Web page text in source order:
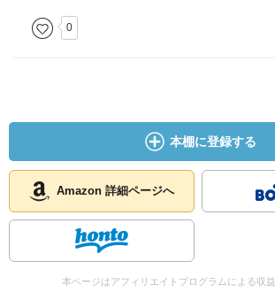
0
本棚に登録する
Amazon 詳細ページへ
本ページはアフィリエイトプログラムによる収